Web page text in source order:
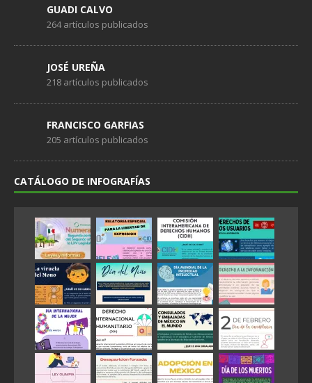
GUADI CALVO
264 artículos publicados
JOSÉ UREÑA
218 artículos publicados
FRANCISCO GARFIAS
205 artículos publicados
CATÁLOGO DE INFOGRAFÍAS